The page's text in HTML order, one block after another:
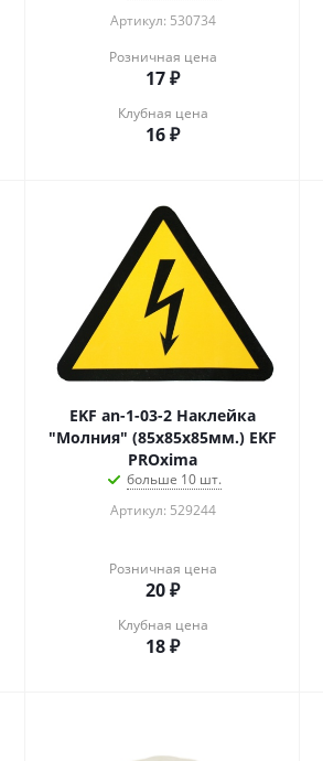
Артикул: 530734
Розничная цена
17₽
Клубная цена
16₽
EKF an-1-03-2 Наклейка
"Молния" (85х85х85мм.) EKF
PROxima
больше 10 шт.
Артикул: 529244
Розничная цена
20₽
Клубная цена
18₽